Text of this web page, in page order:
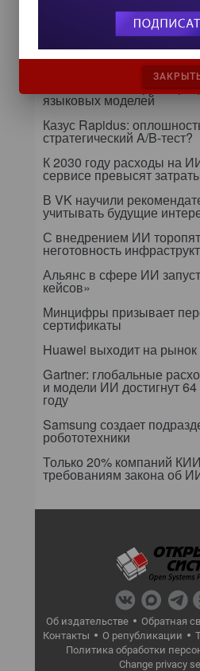
24 сентября на форуме
данными — 2026» обсудят
данных к ИИ и новые
импортозамещения
Т-Банк оптимизирует
языковых моделей
Казус Rapidus:
стратегический A/B-тест?
К 2030 году расходы на
сервисе превысят
В VK научили
учитывать будущие
С внедрением ИИ
неготовность
Альянс в сфере ИИ
кейсов»
Минцифры призывает
сертификаты
Huawei выходит на
Gartner: глобальные
и модели ИИ достигнут
году
Samsung создает
робототехники
Только 20% компаний
требованиям закона об
Об издательстве Обратная
Контакты
О републикации
Политика обработки
Change privacy